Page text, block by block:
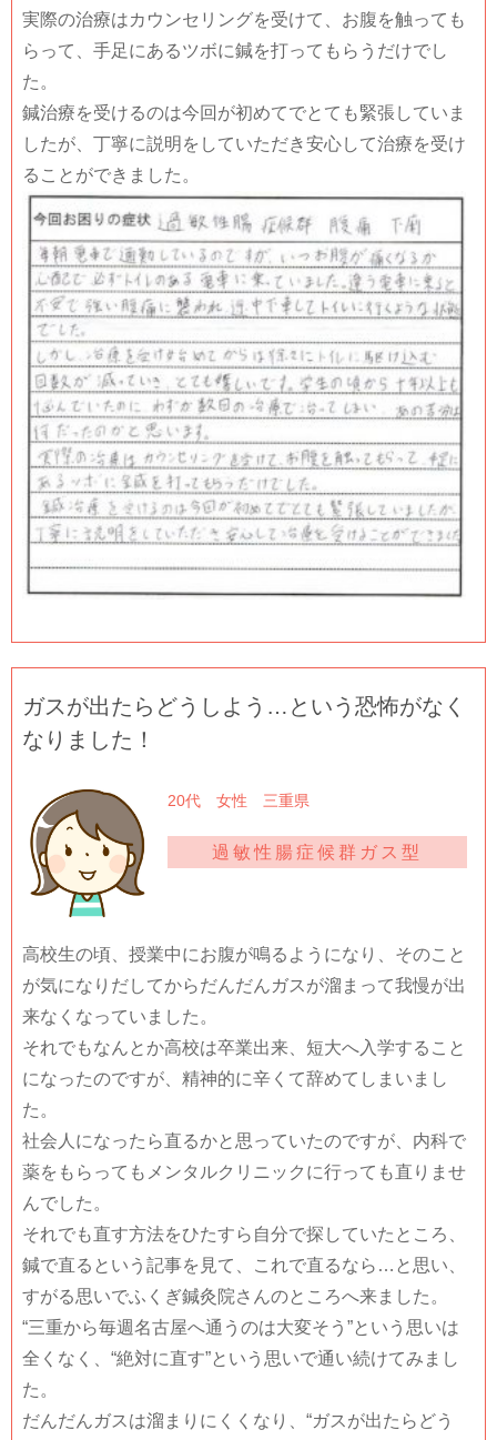
実際の治療はカウンセリングを受けて、お腹を触っても
らって、手足にあるツボに鍼を打ってもらうだけでし
た。
鍼治療を受けるのは今回が初めてでとても緊張していま
したが、丁寧に説明をしていただき安心して治療を受け
ることができました。
ガスが出たらどうしよう…という恐怖がなく
なりました！
20代 女性 三重県
過敏性腸症候群ガス型
高校生の頃、授業中にお腹が鳴るようになり、そのこと
が気になりだしてからだんだんガスが溜まって我慢が出
来なくなっていました。
それでもなんとか高校は卒業出来、短大へ入学すること
になったのですが、精神的に辛くて辞めてしまいまし
た。
社会人になったら直るかと思っていたのですが、内科で
薬をもらってもメンタルクリニックに行っても直りませ
んでした。
それでも直す方法をひたすら自分で探していたところ、
鍼で直るという記事を見て、これで直るなら…と思い、
すがる思いでふくぎ鍼灸院さんのところへ来ました。
“三重から毎週名古屋へ通うのは大変そう”という思いは
全くなく、“絶対に直す”という思いで通い続けてみまし
た。
だんだんガスは溜まりにくくなり、“ガスが出たらどう